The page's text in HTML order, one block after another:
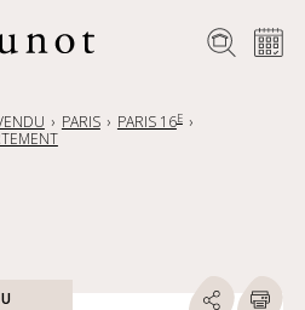
PARIS PARIS 16E